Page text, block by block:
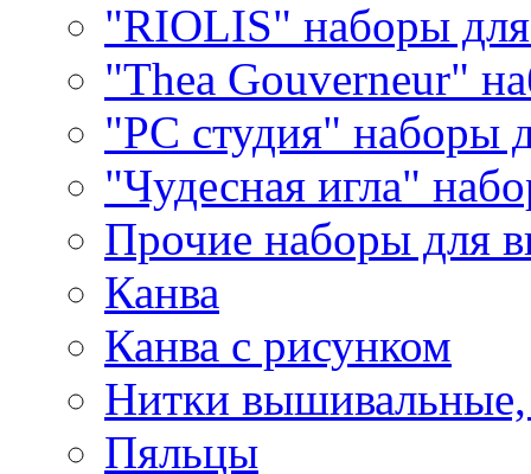
"RIOLIS" наборы
"Thea Gouverneur"
"РС студия" наборы
"Чудесная игла"
Прочие наборы для
Канва
Канва с рисунком
Нитки
Пяльцы